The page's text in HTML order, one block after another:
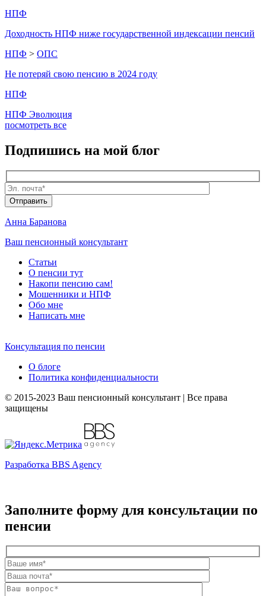
НПФ
Доходность НПФ ниже государственной индексации пенсий
НПФ > ОПС
Не потеряй свою пенсию в 2024 году
НПФ
НПФ Эволюция
посмотреть все
Подпишись на мой блог
Анна Баранова
Ваш пенсионный консультант
Статьи
О пенсии тут
Накопи пенсию сам!
Мошенники и НПФ
Обо мне
Написать мне
Консультация по пенсии
О блоге
Политика конфиденциальности
© 2015-2023 Ваш пенсионный консультант | Все права
защищены
Разработка BBS Agency
Заполните форму для консультации по
пенсии